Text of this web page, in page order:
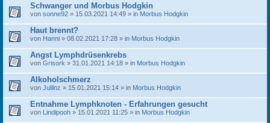
Schwanger und Morbus Hodgkin
von sonne92 » 15.03.2021 14:49 » in Morbus Hodgkin
Haut brennt?
von Hanni » 08.02.2021 17:28 » in Morbus Hodgkin
Angst Lymphdrüsenkrebs
von Grisork » 31.01.2021 14:18 » in Morbus Hodgkin
Alkoholschmerz
von Julilnz » 15.01.2021 15:14 » in Morbus Hodgkin
Entnahme Lymphknoten - Erfahrungen gesucht
von Lindipooh » 15.01.2021 11:25 » in Morbus Hodgkin